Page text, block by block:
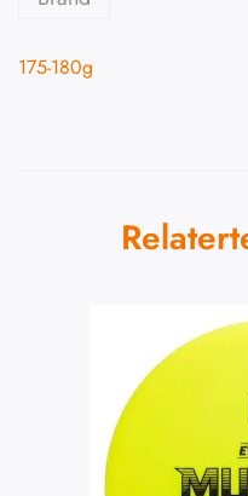
175-180g